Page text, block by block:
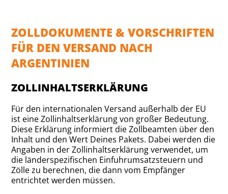
ZOLLDOKUMENTE & VORSCHRIFTEN
FÜR DEN VERSAND NACH
ARGENTINIEN
ZOLLINHALTSERKLÄRUNG
Für den internationalen Versand außerhalb der EU
ist eine Zollinhaltserklärung von großer Bedeutung.
Diese Erklärung informiert die Zollbeamten über den
Inhalt und den Wert Deines Pakets. Dabei werden die
Angaben in der Zollinhaltserklärung verwendet, um
die länderspezifischen Einfuhrumsatzsteuern und
Zölle zu berechnen, die dann vom Empfänger
entrichtet werden müssen.